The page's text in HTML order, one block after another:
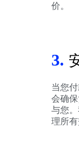
价。
3.
当您
会确
与您
理所有